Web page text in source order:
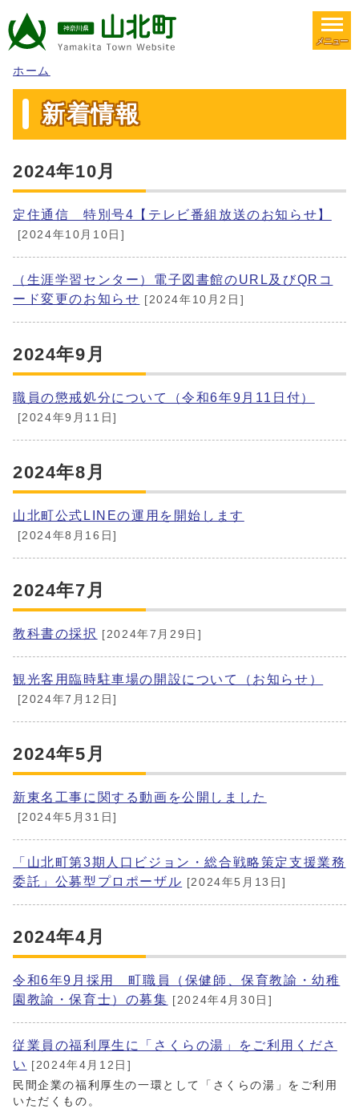
メニュー
ホーム
新着情報
2024年10月
定住通信 特別号4【テレビ番組放送のお知らせ】
[2024年10月10日]
（生涯学習センター）電子図書館のURL及びQRコ
ード変更のお知らせ [2024年10月2日]
2024年9月
職員の懲戒処分について（令和6年9月11日付）
[2024年9月11日]
2024年8月
山北町公式LINEの運用を開始します
[2024年8月16日]
2024年7月
教科書の採択 [2024年7月29日]
観光客用臨時駐車場の開設について（お知らせ）
[2024年7月12日]
2024年5月
新東名工事に関する動画を公開しました
[2024年5月31日]
「山北町第3期人口ビジョン・総合戦略策定支援業務
委託」公募型プロポーザル [2024年5月13日]
2024年4月
令和6年9月採用 町職員（保健師、保育教諭・幼稚
園教諭・保育士）の募集 [2024年4月30日]
従業員の福利厚生に「さくらの湯」をご利用くださ
い [2024年4月12日]
民間企業の福利厚生の一環として「さくらの湯」をご利用
いただくもの。